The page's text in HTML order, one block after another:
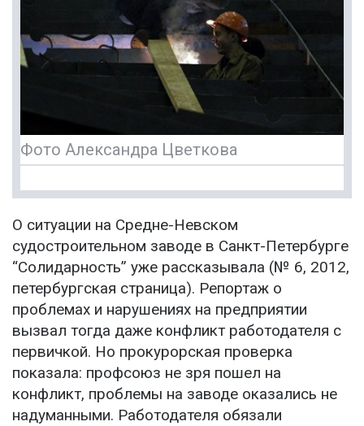
Фото Александра Цветкова
О ситуации на Средне-Невском
судостроительном заводе в Санкт-Петербурге
“Солидарность” уже рассказывала (№ 6, 2012,
петербургская страница). Репортаж о
проблемах и нарушениях на предприятии
вызвал тогда даже конфликт работодателя с
первичкой. Но прокурорская проверка
показала: профсоюз не зря пошел на
конфликт, проблемы на заводе оказались не
надуманными. Работодателя обязали